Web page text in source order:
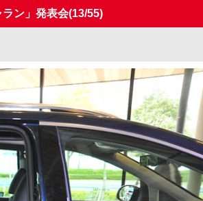
ン」発表会(13/55)